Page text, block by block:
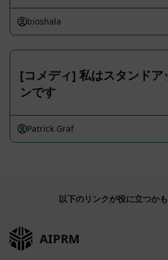
bioshala
[コメディ] 私はスタンドア
ンです
Patrick Graf
以下のリンクが役に立つかも
AIPRM